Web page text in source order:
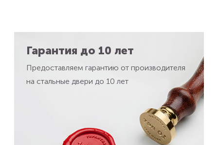
Гарантия до 10 лет
Предоставляем гарантию от производителя
на стальные двери до 10 лет